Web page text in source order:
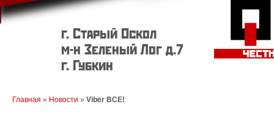
г. Старый Оскол
м-н Зеленый Лог д.7
г. Губкин
Главная » Новости » Viber ВСЕ!